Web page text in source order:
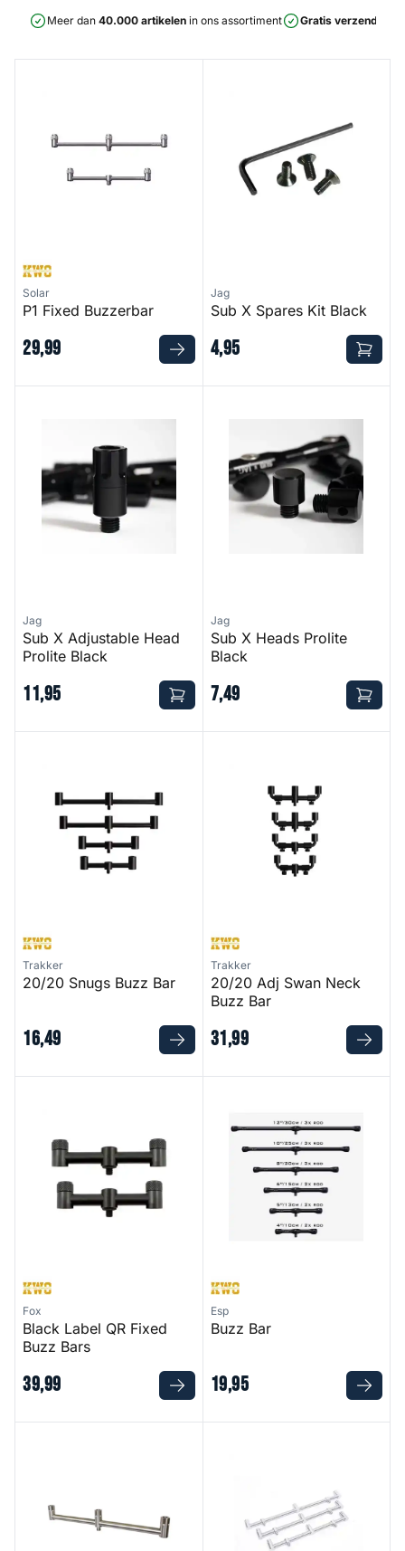
Meer dan 40.000 artikelen in ons assortiment Gratis verzending
Solar
P1 Fixed Buzzerbar
29,99
Jag
Sub X Spares Kit Black
4,95
Jag
Sub X Adjustable Head
Prolite Black
11,95
Jag
Sub X Heads Prolite
Black
7,49
Trakker
20/20 Snugs Buzz Bar
16,49
Trakker
20/20 Adj Swan Neck
Buzz Bar
31,99
Fox
Black Label QR Fixed
Buzz Bars
39,99
Esp
Buzz Bar
19,95